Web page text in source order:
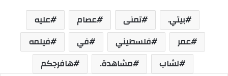
بيتي. تمنى عصام
عليه
عمر
فلسطيني في
فيلمه
لشاب
مشاهدة. هافرجكم